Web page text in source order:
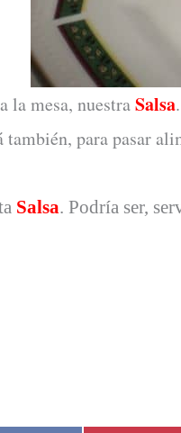
la mesa, nuestraSalsa
para pasar
Salsa. Podría ser,